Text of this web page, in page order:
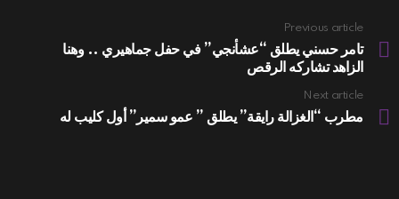
more
Previous article
تامر حسني يطلق “عشأنجي” في حفل جماهيري .. وهنا
الزاهد تشاركه الرقص
Next article
مطرب “الغزالة رايقة” يطلق ” عمو سمير” أول كليب له